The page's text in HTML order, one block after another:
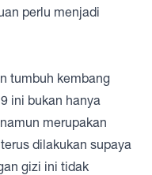
perlu menjadi
tumbuh kembang
ini bukan hanya
merupakan
dilakukan supaya
gizi ini tidak